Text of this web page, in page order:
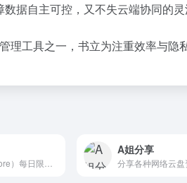
据自主可控，又不失云端协同的灵
理工具之一，书立为注重效率与隐
A姐分享
分享各种网络云盘